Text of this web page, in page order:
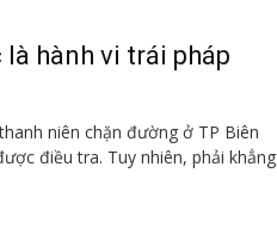
hành vi trái pháp
niên chặn đường ở TP Biên
điều tra. Tuy nhiên, phải khẳng